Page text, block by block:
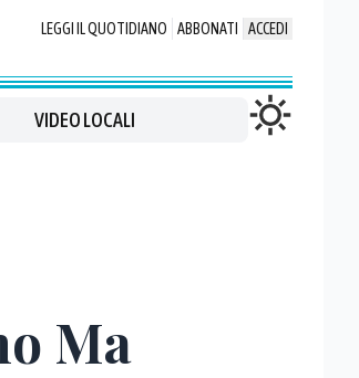
LEGGI IL QUOTIDIANO ABBONATI ACCEDI
VIDEO LOCALI
Ma